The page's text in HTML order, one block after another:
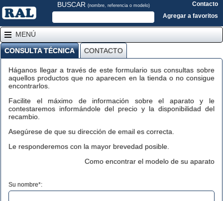
BUSCAR (nombre, referencia o modelo)
Contacto
Agregar a favoritos
MENÚ
CONSULTA TÉCNICA CONTACTO
Háganos llegar a través de este formulario sus consultas sobre
aquellos productos que no aparecen en la tienda o no consigue
encontrarlos.
Facilite el máximo de información sobre el aparato y le
contestaremos informándole del precio y la disponibilidad del
recambio.
Asegúrese de que su dirección de email es correcta.
Le responderemos con la mayor brevedad posible.
Como encontrar el modelo de su aparato
Su nombre*: